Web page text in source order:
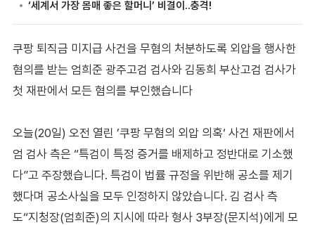
쿠팡 퇴직금 미지급 사건을 무혐의 처분하도록 외압을 행사한
혐의를 받는 엄희준 광주고검 검사와 김동희 부산고검 검사가
첫 재판에서 모든 혐의를 부인했습니다
오늘(20일) 오전 열린 ’쿠팡 무혐의 외압 의혹‘ 사건 재판에서
엄 검사 측은 “특검이 특정 증거를 배제하고 정반대로 기소했
다”고 주장했습니다. 특검이 법률 규정을 위반해 공소를 제기
했다며 공소사실을 모두 인정하지 않았습니다. 김 검사 측
도“지청장(엄희준)의 지시에 따라 형사 3부장(문지석)에게 모